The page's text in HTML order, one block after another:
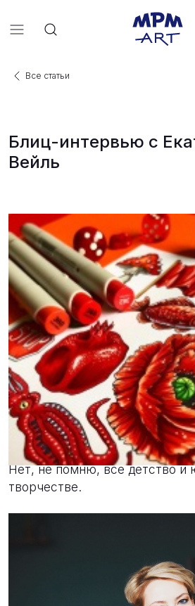
Все статьи
Блиц-интервью с
Вейль
Новости
Помнишь свою первую
Нет, не помню, все детство и
творчестве.